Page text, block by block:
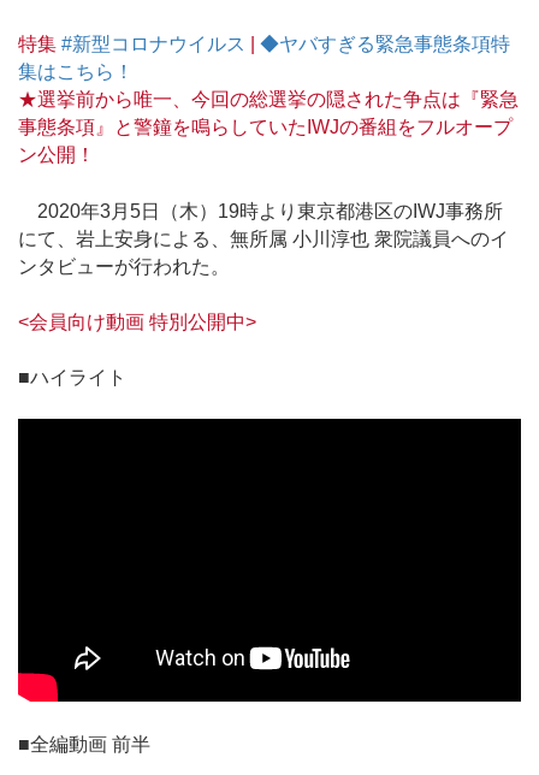
特集 #新型コロナウイルス
◆ヤバすぎる緊急事態条項特
集はこちら！
★選挙前から唯一、今回の総選挙の隠された争点は『緊急
事態条項』と警鐘を鳴らしていたIWJの番組をフルオープ
ン公開！
2020年3月5日（木）19時より東京都港区のIWJ事務所
にて、岩上安身による、無所属 小川淳也 衆院議員へのイ
ンタビューが行われた。
<会員向け動画 特別公開中>
■ハイライト
■全編動画 前半